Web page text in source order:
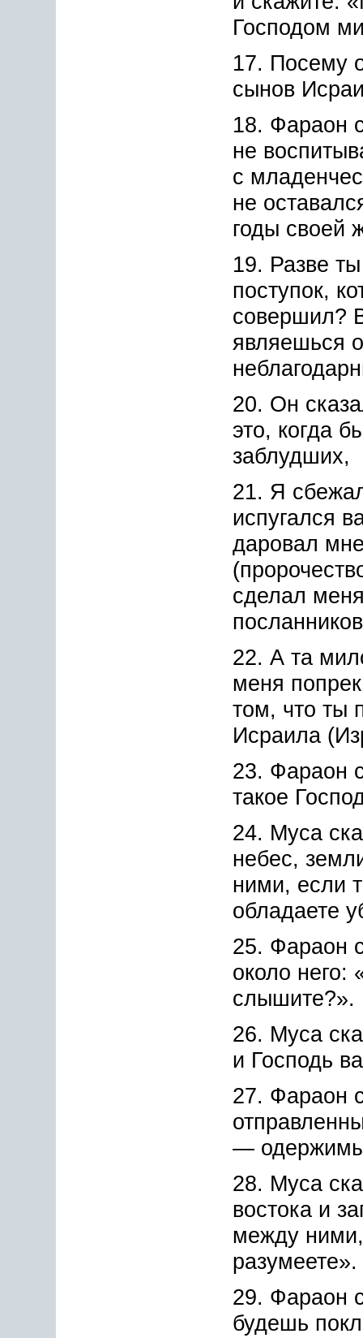
Господом
17. Посему
сынов
18. Фараон
не
с
не
годы своей
19. Разве
поступок,
совершил?
являешься
20. Он
это, когда
заблудших,
21. Я
испугался
даровал
сделал
22. А та
меня
том, что ты
Исраила
23. Фараон
такое
24. Муса
небес,
ними, если
обладаете
25. Фараон
около него:
слышите?».
26. Муса
и Господь
27. Фараон
—
28. Муса
востока и
между
разумеете».
29. Фараон
будешь